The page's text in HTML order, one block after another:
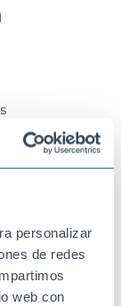
personalizar
de redes
web con